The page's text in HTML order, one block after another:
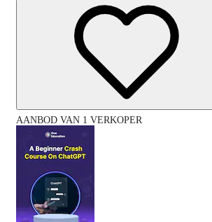
AANBOD VAN 1 VERKOPER